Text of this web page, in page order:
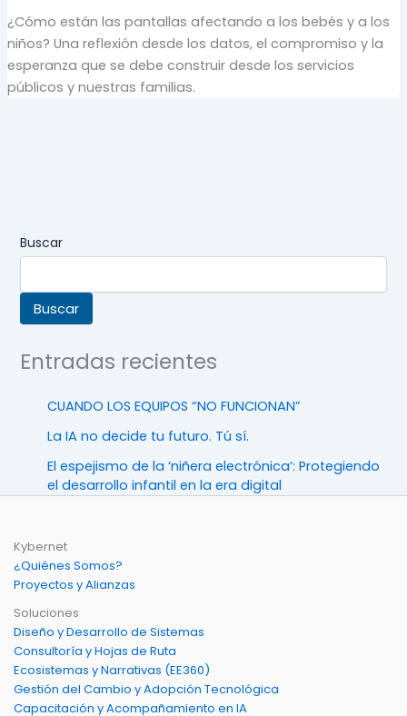
¿Cómo están las pantallas afectando a los bebés y a los
niños? Una reflexión desde los datos, el compromiso y la
esperanza que se debe construir desde los servicios
públicos y nuestras familias.
Buscar
Buscar
Entradas recientes
CUANDO LOS EQUIPOS “NO FUNCIONAN”
La IA no decide tu futuro. Tú sí.
El espejismo de la ‘niñera electrónica’: Protegiendo
el desarrollo infantil en la era digital
Kybernet
¿Quiénes Somos?
Proyectos y Alianzas
Soluciones
Diseño y Desarrollo de Sistemas
Consultoría y Hojas de Ruta
Ecosistemas y Narrativas (EE360)
Gestión del Cambio y Adopción Tecnológica
Capacitación y Acompañamiento en IA